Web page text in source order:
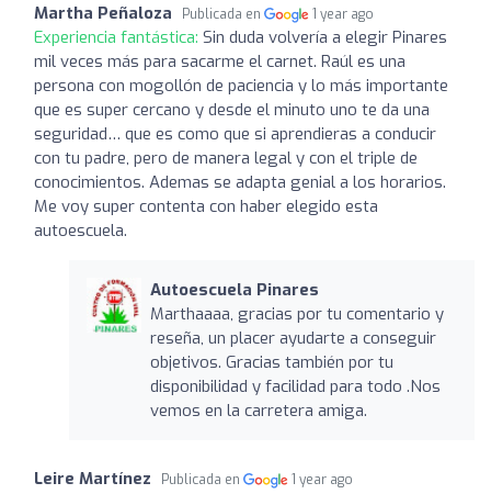
Martha Peñaloza Publicada en 1 year ago
Experiencia fantástica: Sin duda volvería a elegir Pinares
mil veces más para sacarme el carnet. Raúl es una
persona con mogollón de paciencia y lo más importante
que es super cercano y desde el minuto uno te da una
seguridad… que es como que si aprendieras a conducir
con tu padre, pero de manera legal y con el triple de
conocimientos. Ademas se adapta genial a los horarios.
Me voy super contenta con haber elegido esta
autoescuela.
Autoescuela Pinares
Marthaaaa, gracias por tu comentario y
reseña, un placer ayudarte a conseguir
objetivos. Gracias también por tu
disponibilidad y facilidad para todo .Nos
vemos en la carretera amiga.
Leire Martínez Publicada en 1 year ago